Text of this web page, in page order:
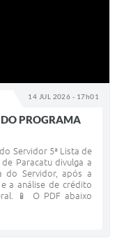
14 JUL 2026 - 17h01
PROGRAMA
Servidor 5ª Lista de
Paracatu divulga a
do Servidor, após a
a análise de crédito
📱 O PDF abaixo